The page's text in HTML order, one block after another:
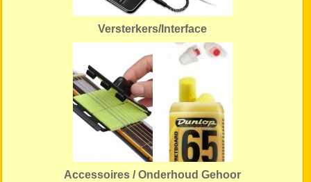
Versterkers/Interface
Accessoires / Onderhoud Gehoor